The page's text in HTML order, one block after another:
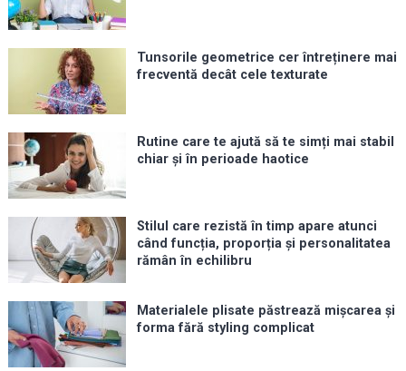
Tunsorile geometrice cer întreținere mai
frecventă decât cele texturate
Rutine care te ajută să te simți mai stabil
chiar și în perioade haotice
Stilul care rezistă în timp apare atunci
când funcția, proporția și personalitatea
rămân în echilibru
Materialele plisate păstrează mișcarea și
forma fără styling complicat